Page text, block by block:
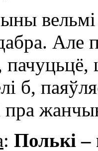
б,
пра
: Полькі –